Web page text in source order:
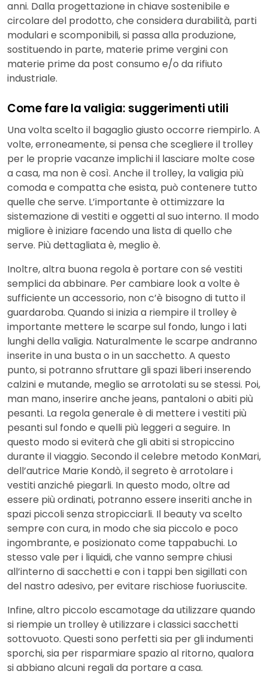
anni. Dalla progettazione in chiave sostenibile e
circolare del prodotto, che considera durabilità, parti
modulari e scomponibili, si passa alla produzione,
sostituendo in parte, materie prime vergini con
materie prime da post consumo e/o da rifiuto
industriale.
Come fare la valigia: suggerimenti utili
Una volta scelto il bagaglio giusto occorre riempirlo. A
volte, erroneamente, si pensa che scegliere il trolley
per le proprie vacanze implichi il lasciare molte cose
a casa, ma non è così. Anche il trolley, la valigia più
comoda e compatta che esista, può contenere tutto
quelle che serve. L’importante è ottimizzare la
sistemazione di vestiti e oggetti al suo interno. Il modo
migliore è iniziare facendo una lista di quello che
serve. Più dettagliata è, meglio è.
Inoltre, altra buona regola è portare con sé vestiti
semplici da abbinare. Per cambiare look a volte è
sufficiente un accessorio, non c’è bisogno di tutto il
guardaroba. Quando si inizia a riempire il trolley è
importante mettere le scarpe sul fondo, lungo i lati
lunghi della valigia. Naturalmente le scarpe andranno
inserite in una busta o in un sacchetto. A questo
punto, si potranno sfruttare gli spazi liberi inserendo
calzini e mutande, meglio se arrotolati su se stessi. Poi,
man mano, inserire anche jeans, pantaloni o abiti più
pesanti. La regola generale è di mettere i vestiti più
pesanti sul fondo e quelli più leggeri a seguire. In
questo modo si eviterà che gli abiti si stropiccino
durante il viaggio. Secondo il celebre metodo KonMari,
dell’autrice Marie Kondò, il segreto è arrotolare i
vestiti anziché piegarli. In questo modo, oltre ad
essere più ordinati, potranno essere inseriti anche in
spazi piccoli senza stropicciarli. Il beauty va scelto
sempre con cura, in modo che sia piccolo e poco
ingombrante, e posizionato come tappabuchi. Lo
stesso vale per i liquidi, che vanno sempre chiusi
all’interno di sacchetti e con i tappi ben sigillati con
del nastro adesivo, per evitare rischiose fuoriuscite.
Infine, altro piccolo escamotage da utilizzare quando
si riempie un trolley è utilizzare i classici sacchetti
sottovuoto. Questi sono perfetti sia per gli indumenti
sporchi, sia per risparmiare spazio al ritorno, qualora
si abbiano alcuni regali da portare a casa.